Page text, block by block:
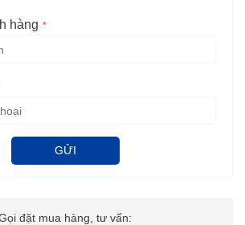
hàng
GỬI
đặt mua hàng, tư vấn: